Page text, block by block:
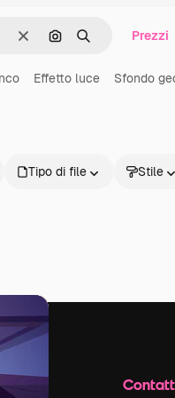
CancellaCerca per immagine
Ricerca Prezzi
Effetto luce Sfondo
Tipo di file Stile